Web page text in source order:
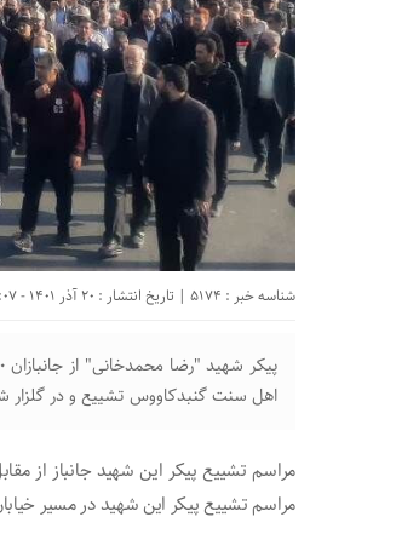
شناسه خبر : 5174 | تاریخ انتشار : 20 آذر 1401 - 20:07 |
اهل سنت گنبدکاووس تشییع و در گلزار
مراسم تشییع پیکر این شهید جانباز از
مراسم تشییع پیکر این شهید در مسیر